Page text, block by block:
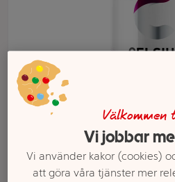
Välkommen
Vi jobbar
Vi använder kakor (cookies)
att göra våra tjänster mer